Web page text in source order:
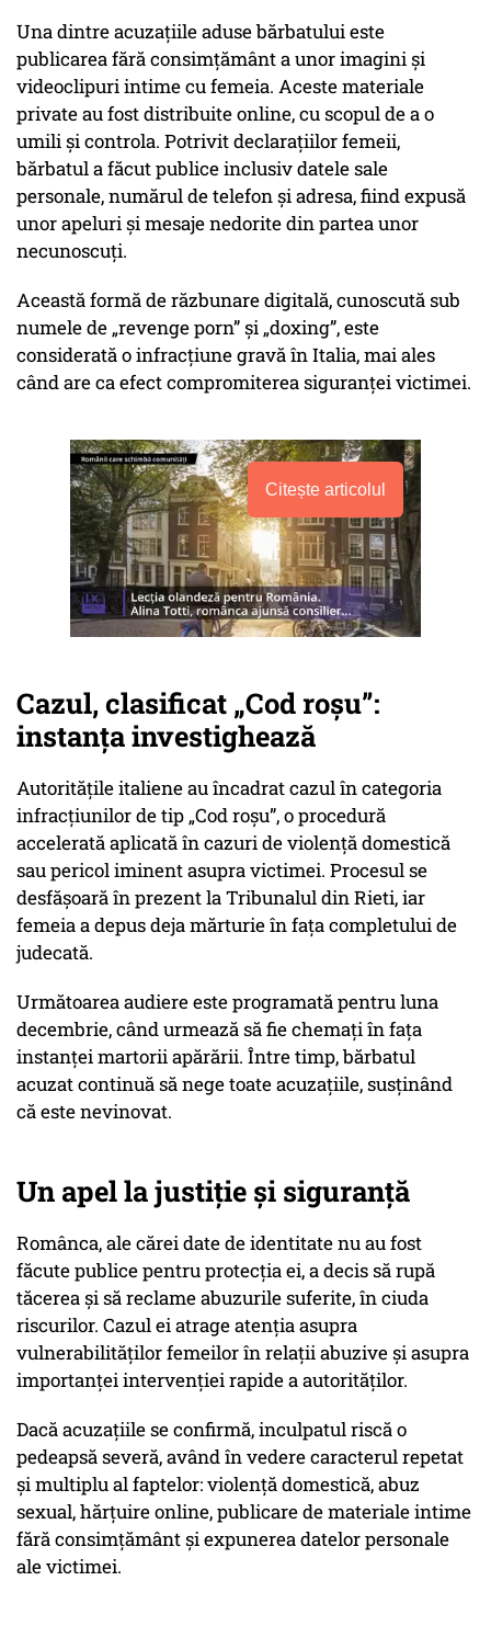
Una dintre acuzațiile aduse bărbatului este
publicarea fără consimțământ a unor imagini și
videoclipuri intime cu femeia. Aceste materiale
private au fost distribuite online, cu scopul de a o
umili și controla. Potrivit declarațiilor femeii,
bărbatul a făcut publice inclusiv datele sale
personale, numărul de telefon și adresa, fiind expusă
unor apeluri și mesaje nedorite din partea unor
necunoscuți.
Această formă de răzbunare digitală, cunoscută sub
numele de „revenge porn” și „doxing”, este
considerată o infracțiune gravă în Italia, mai ales
când are ca efect compromiterea siguranței victimei.
Citește articolul
Cazul, clasificat „Cod roșu”:
instanța investighează
Autoritățile italiene au încadrat cazul în categoria
infracțiunilor de tip „Cod roșu”, o procedură
accelerată aplicată în cazuri de violență domestică
sau pericol iminent asupra victimei. Procesul se
desfășoară în prezent la Tribunalul din Rieti, iar
femeia a depus deja mărturie în fața completului de
judecată.
Următoarea audiere este programată pentru luna
decembrie, când urmează să fie chemați în fața
instanței martorii apărării. Între timp, bărbatul
acuzat continuă să nege toate acuzațiile, susținând
că este nevinovat.
Un apel la justiție și siguranță
Românca, ale cărei date de identitate nu au fost
făcute publice pentru protecția ei, a decis să rupă
tăcerea și să reclame abuzurile suferite, în ciuda
riscurilor. Cazul ei atrage atenția asupra
vulnerabilităților femeilor în relații abuzive și asupra
importanței intervenției rapide a autorităților.
Dacă acuzațiile se confirmă, inculpatul riscă o
pedeapsă severă, având în vedere caracterul repetat
și multiplu al faptelor: violență domestică, abuz
sexual, hărțuire online, publicare de materiale intime
fără consimțământ și expunerea datelor personale
ale victimei.